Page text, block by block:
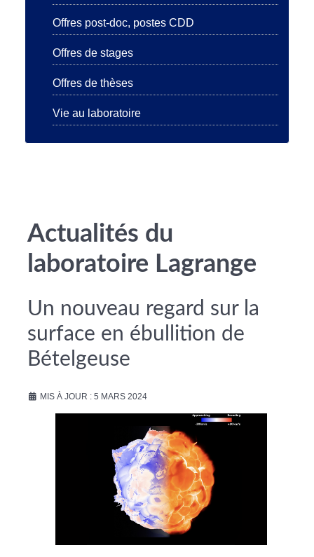
Offres post-doc, postes CDD
Offres de stages
Offres de thèses
Vie au laboratoire
Actualités du
laboratoire Lagrange
Un nouveau regard sur la
surface en ébullition de
Bételgeuse
MIS À JOUR : 5 MARS 2024